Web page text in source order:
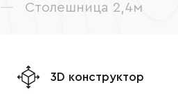
— Столешница 2,4м
3D конструктор